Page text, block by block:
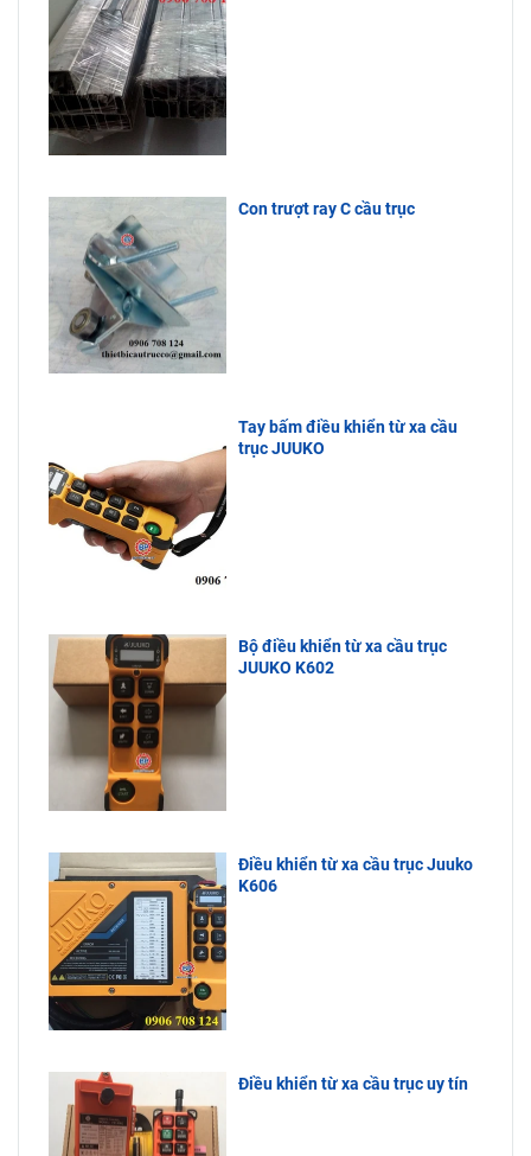
Con trượt ray C cầu trục
Tay bấm điều khiển từ xa cầu
trục JUUKO
Bộ điều khiển từ xa cầu trục
JUUKO K602
Điều khiển từ xa cầu trục Juuko
K606
Điều khiển từ xa cầu trục uy tín